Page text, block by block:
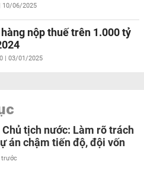
10/06/2025
nộp thuế trên 1.000 tỷ
| 03/01/2025
Chủ tịch nước: Làm rõ trách
án chậm tiến độ, đội vốn
trước